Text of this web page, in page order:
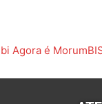
Agora é